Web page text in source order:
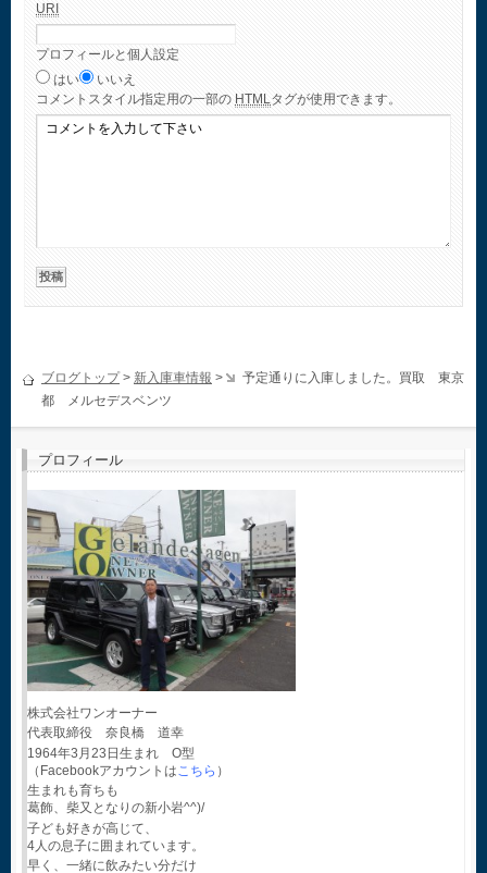
URI
プロフィールと個人設定
はい
いいえ
コメント スタイル指定用の一部の HTMLタグが使用できます。
ブログトップ> 新入庫車情報 >
予定通りに入庫しました。買取 東京
都 メルセデスベンツ
プロフィール
株式会社ワンオーナー
代表取締役 奈良橋 道幸
1964年3月23日生まれ O型
（Facebookアカウントはこちら ）
生まれも育ちも
葛飾、柴又となりの新小岩^^)/
子ども好きが高じて、
4人の息子に囲まれています。
早く、一緒に飲みたい分だけ